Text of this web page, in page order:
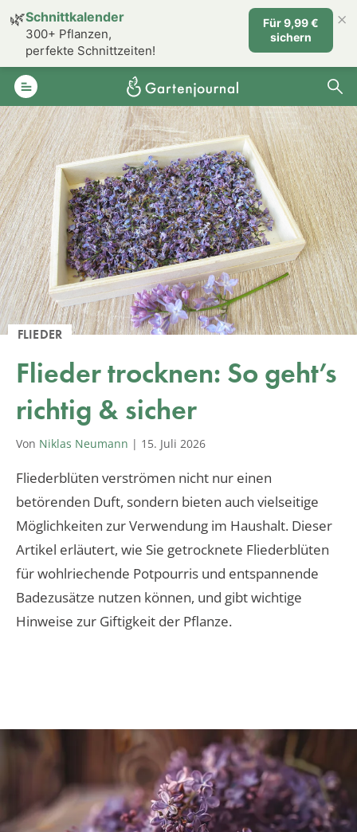
FLIEDER
Flieder trocknen: So geht’s
richtig & sicher
Von Niklas Neumann | 15. Juli 2026
Fliederblüten verströmen nicht nur einen
betörenden Duft, sondern bieten auch vielseitige
Möglichkeiten zur Verwendung im Haushalt. Dieser
Artikel erläutert, wie Sie getrocknete Fliederblüten
für wohlriechende Potpourris und entspannende
Badezusätze nutzen können, und gibt wichtige
Hinweise zur Giftigkeit der Pflanze.
🌿Schnittkalender
300+ Pflanzen,
perfekte Schnittzeiten!
Für 9,99 €
sichern
×